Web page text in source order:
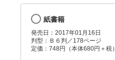
紙書籍
発売日：2017年01月16日
判型：Ｂ６判／178ページ
定価：748円（本体680円＋税）